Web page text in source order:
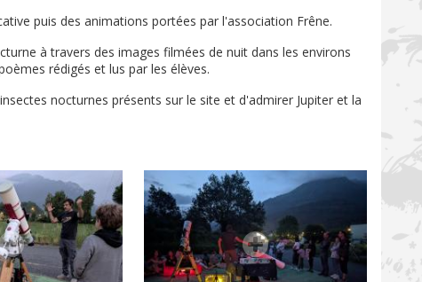
puis des animations portées par l'association Frêne.
à travers des images filmées de nuit dans les environs
rédigés et lus par les élèves.
nocturnes présents sur le site et d'admirer Jupiter et la